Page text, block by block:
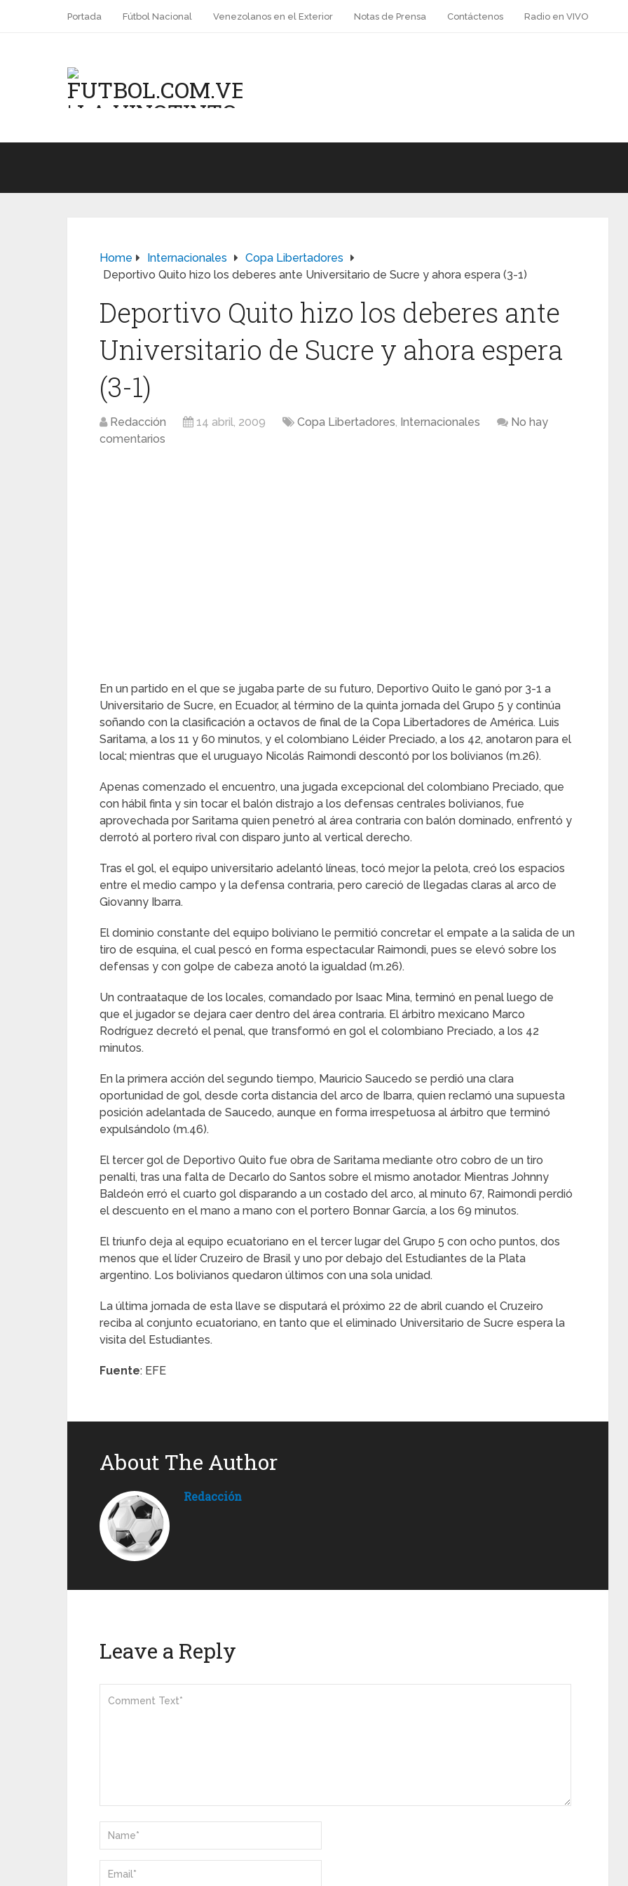
Portada Fútbol Nacional Venezolanos en el Exterior Notas de Prensa Contáctenos Radio en VIVO
Home Internacionales
Copa Libertadores
Deportivo Quito hizo los deberes ante Universitario de Sucre y ahora espera (3-1)
Deportivo Quito hizo los deberes ante
Universitario de Sucre y ahora espera
(3-1)
Redacción 14 abril, 2009 Copa Libertadores, Internacionales
No hay
comentarios
En un partido en el que se jugaba parte de su futuro, Deportivo Quito le ganó por 3-1 a
Universitario de Sucre, en Ecuador, al término de la quinta jornada del Grupo 5 y continúa
soñando con la clasificación a octavos de final de la Copa Libertadores de América. Luis
Saritama, a los 11 y 60 minutos, y el colombiano Léider Preciado, a los 42, anotaron para el
local; mientras que el uruguayo Nicolás Raimondi descontó por los bolivianos (m.26).
Apenas comenzado el encuentro, una jugada excepcional del colombiano Preciado, que
con hábil finta y sin tocar el balón distrajo a los defensas centrales bolivianos, fue
aprovechada por Saritama quien penetró al área contraria con balón dominado, enfrentó y
derrotó al portero rival con disparo junto al vertical derecho.
Tras el gol, el equipo universitario adelantó líneas, tocó mejor la pelota, creó los espacios
entre el medio campo y la defensa contraria, pero careció de llegadas claras al arco de
Giovanny Ibarra.
El dominio constante del equipo boliviano le permitió concretar el empate a la salida de un
tiro de esquina, el cual pescó en forma espectacular Raimondi, pues se elevó sobre los
defensas y con golpe de cabeza anotó la igualdad (m.26).
Un contraataque de los locales, comandado por Isaac Mina, terminó en penal luego de
que el jugador se dejara caer dentro del área contraria. El árbitro mexicano Marco
Rodríguez decretó el penal, que transformó en gol el colombiano Preciado, a los 42
minutos.
En la primera acción del segundo tiempo, Mauricio Saucedo se perdió una clara
oportunidad de gol, desde corta distancia del arco de Ibarra, quien reclamó una supuesta
posición adelantada de Saucedo, aunque en forma irrespetuosa al árbitro que terminó
expulsándolo (m.46).
El tercer gol de Deportivo Quito fue obra de Saritama mediante otro cobro de un tiro
penalti, tras una falta de Decarlo do Santos sobre el mismo anotador. Mientras Johnny
Baldeón erró el cuarto gol disparando a un costado del arco, al minuto 67, Raimondi perdió
el descuento en el mano a mano con el portero Bonnar García, a los 69 minutos.
El triunfo deja al equipo ecuatoriano en el tercer lugar del Grupo 5 con ocho puntos, dos
menos que el líder Cruzeiro de Brasil y uno por debajo del Estudiantes de la Plata
argentino. Los bolivianos quedaron últimos con una sola unidad.
La última jornada de esta llave se disputará el próximo 22 de abril cuando el Cruzeiro
reciba al conjunto ecuatoriano, en tanto que el eliminado Universitario de Sucre espera la
visita del Estudiantes.
Fuente: EFE
About The Author
Redacción
Leave a Reply